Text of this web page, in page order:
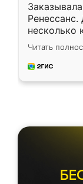
несколько
эту.
приехал
и снял
мебель
каких-
довольна,
Читать